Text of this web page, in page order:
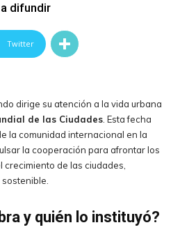
difundir
Twitter
dirige su atención a la vida urbana
de las Ciudades. Esta fecha
la comunidad internacional en la
la cooperación para afrontar los
crecimiento de las ciudades,
y quién lo instituyó?